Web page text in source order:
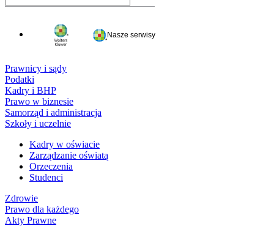
Nasze serwisy
Prawnicy i sądy
Podatki
Kadry i BHP
Prawo w biznesie
Samorząd i administracja
Szkoły i uczelnie
Kadry w oświacie
Zarządzanie oświatą
Orzeczenia
Studenci
Zdrowie
Prawo dla każdego
Akty Prawne